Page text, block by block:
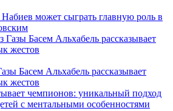
может сыграть главную роль в
Басем Альхабель рассказывает
жестов